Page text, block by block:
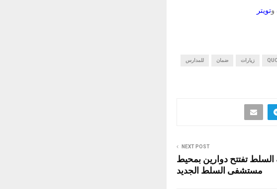
وتويتر
زيارات ضمان للمدارس
NEXT POST
السلط تفتتح دوارين بمحيط
مستشفى السلط الجديد